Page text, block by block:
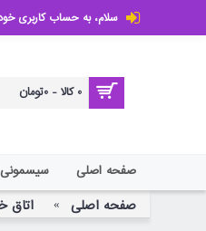
سلام، به حساب کاربری
0 کالا - 0تومان
صفحه اصلی سیسمونی
صفحه اصلی اتاق